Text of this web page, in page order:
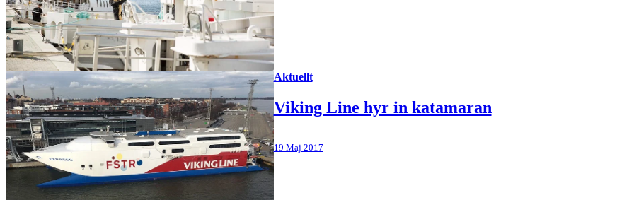
Aktuellt
Viking Line hyr in katamaran
19 Maj 2017